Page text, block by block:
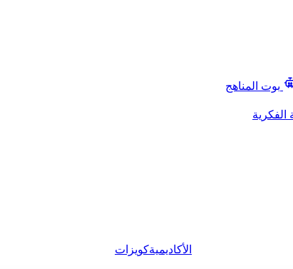
بوت المناهج
الفكرية
الأكاديميةكويزات